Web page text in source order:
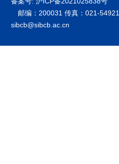
邮编：200031 传真：021-
sibcb@sibcb.ac.cn